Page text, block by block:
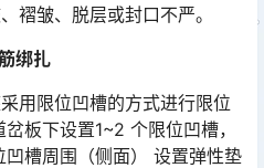
褶皱、脱层或封口不严。󠅅󠅃󠄵󠅂󠄪󠇖󠆨󠆨󠇕󠆞󠆒󠅬󠇘󠆭󠆘󠇙󠆝󠅵󠇗󠆭󠆁󠄐󠇗󠅹󠅸󠇖󠆍󠅳󠇖󠅹󠅰󠇖󠆌󠅹
绑扎
用限位凹槽的方式进行限位
板下设置1~2 个限位凹槽，
槽周围（侧面） 设置弹性垫